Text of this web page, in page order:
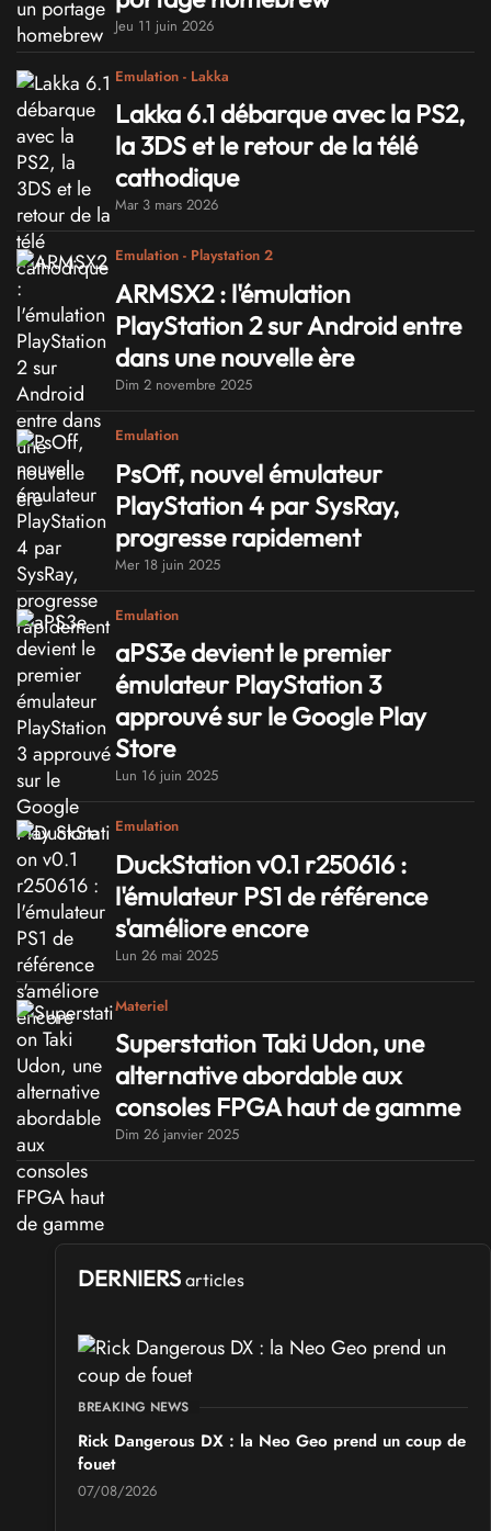
Jeu 11 juin 2026
Emulation - Lakka
Lakka 6.1 débarque avec la PS2,
la 3DS et le retour de la télé
cathodique
Mar 3 mars 2026
Emulation - Playstation 2
ARMSX2 : l'émulation
PlayStation 2 sur Android entre
dans une nouvelle ère
Dim 2 novembre 2025
Emulation
PsOff, nouvel émulateur
PlayStation 4 par SysRay,
progresse rapidement
Mer 18 juin 2025
Emulation
aPS3e devient le premier
émulateur PlayStation 3
approuvé sur le Google Play
Store
Lun 16 juin 2025
Emulation
DuckStation v0.1 r250616 :
l'émulateur PS1 de référence
s'améliore encore
Lun 26 mai 2025
Materiel
Superstation Taki Udon, une
alternative abordable aux
consoles FPGA haut de gamme
Dim 26 janvier 2025
DERNIERS articles
BREAKING NEWS
Rick Dangerous DX : la Neo Geo prend un coup de
fouet
07/08/2026